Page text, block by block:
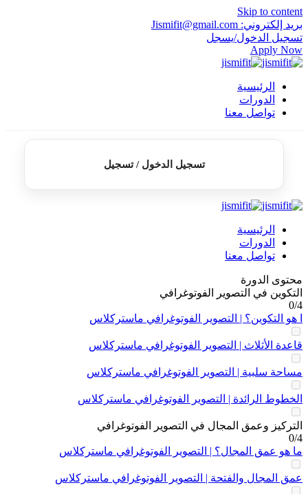
Skip to content
بريد إلكتروني: Jismifit@gmail.com
تسجيل الدخول/يسجل
Apply Now
الرئيسية
الدورات
تواصل معنا
تسجيل الدخول / تسجيل
الرئيسية
الدورات
تواصل معنا
محتوى الدورة
التكوين في التصوير الفوتوغرافي
0/4
ا هو التكوين؟ | التصوير الفوتوغرافي ماستركلاس
قاعدة الأثلاث | التصوير الفوتوغرافي ماستركلاس
مساحة سلبية | التصوير الفوتوغرافي ماستركلاس
الخطوط الرائدة | التصوير الفوتوغرافي ماستركلاس
التركيز وعمق المجال في التصوير الفوتوغرافي
0/4
ما هو عمق المجال؟ | التصوير الفوتوغرافي ماستركلاس
عمق المجال والفتحة | التصوير الفوتوغرافي ماستركلاس